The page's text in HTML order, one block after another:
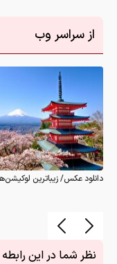
از سراسر وب
دانلود عکس/ زیباترین
نظر شما در این رابطه